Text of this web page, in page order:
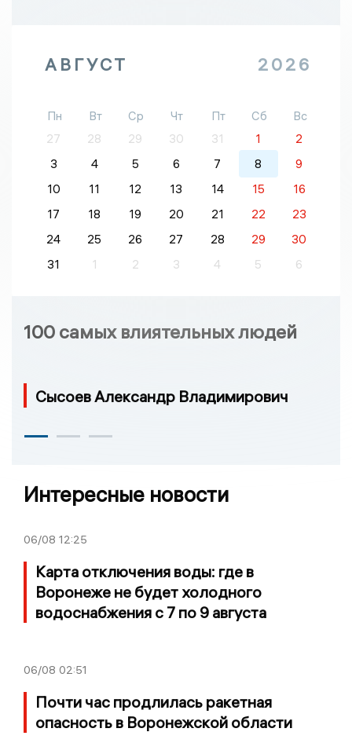
АВГУСТ 2026
Пн Вт Ср Чт Пт Сб
Вс
27
28 29 30 31 1
2
3
4 5 6 7 8
9
10
11 12 13 14 15
16
17
18 19 20 21 22
23
24
25 26 27 28 29
30
31
1 2 3 4 5 6
100 самых влиятельных людей
Сысоев Александр Владимирович
Интересные новости
06/08 12:25
Карта отключения воды: где в
Воронеже не будет холодного
водоснабжения с 7 по 9 августа
06/08 02:51
Почти час продлилась ракетная
опасность в Воронежской области